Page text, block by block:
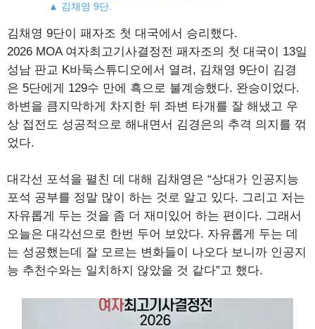
▲ 김채영 9단.
김채영 9단이 패자조 첫 대국에서 승리했다.
2026 MOA 여자최고기사결정전 패자조의 첫 대국이 13일
성남 판교 K바둑스튜디오에서 열려, 김채영 9단이 김경
은 5단에게 129수 만에 흑으로 불계승했다. 완승이었다.
하변을 큼지막하게 차지한 뒤 좌변 타개를 잘 해냈고 우
상 접전도 성공적으로 해내면서 김경은의 추격 의지를 꺾
었다.
대각선 포석을 펼친 데 대해 김채영은 “상대가 인공지능
포석 공부를 정말 많이 하는 것로 알고 있다. 그리고 저는
자유롭게 두는 것을 좀 더 재미있어 하는 편이다. 그래서
오늘은 대각선으로 한번 두어 보았다. 자유롭게 두는 데
는 성공했는데 잘 모르는 변화들이 나오다 보니까 인공지
능 추천수와는 일치하지 않았을 것 같다”고 했다.